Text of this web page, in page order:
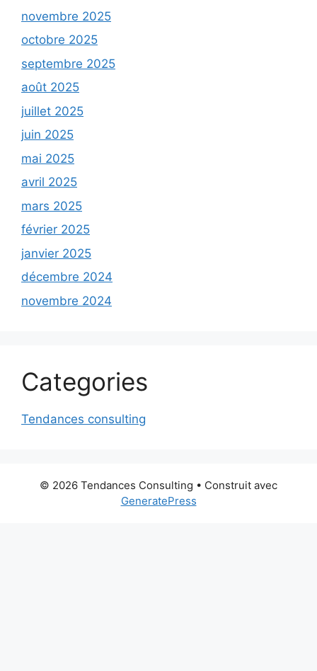
novembre 2025
octobre 2025
septembre 2025
août 2025
juillet 2025
juin 2025
mai 2025
avril 2025
mars 2025
février 2025
janvier 2025
décembre 2024
novembre 2024
Categories
Tendances consulting
© 2026 Tendances Consulting • Construit avec
GeneratePress